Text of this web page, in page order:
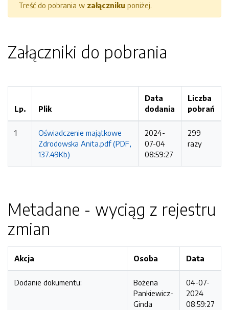
Treść do pobrania w załączniku poniżej.
Załączniki do pobrania
Lp. Plik
Data
dodania
Liczba
pobrań
1
Oświadczenie majątkowe
Zdrodowska Anita.pdf (PDF,
137.49Kb)
2024-
07-04
08:59:27
299
razy
Metadane - wyciąg z rejestru
zmian
Akcja Osoba Data
Dodanie dokumentu:
Bożena
Pankiewicz-
Ginda
04-07-
2024
08:59:27